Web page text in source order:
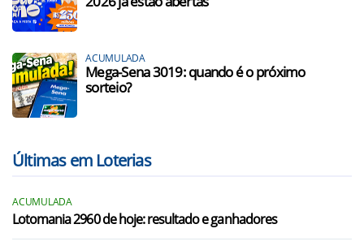
ACUMULADA
Mega-Sena 3019: quando é o próximo
sorteio?
Últimas em Loterias
ACUMULADA
Lotomania 2960 de hoje: resultado e ganhadores